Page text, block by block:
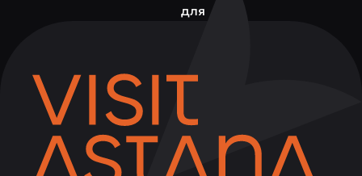
для
—
это
место,